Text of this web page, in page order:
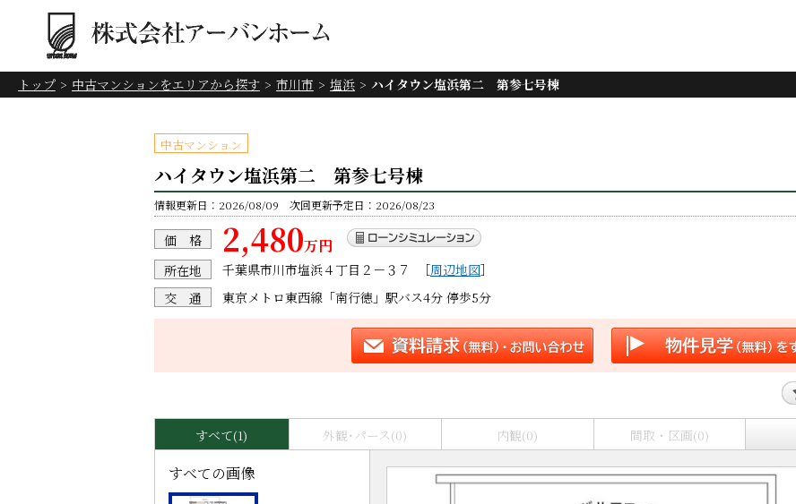
トップ 中古マンションをエリアから探す 市川市 塩浜 ハイタウン塩浜第二 第参七号棟
中古マンション
ハイタウン塩浜第二 第参七号棟
情報更新日：2026/08/09 次回更新予定日：2026/08/23
価 格 2,480万円
所在地 千葉県市川市塩浜４丁目２－３７ ［周辺地図］
交 通
東京メトロ東西線「南行徳」駅バス4分 停歩5分
すべて(1) 外観･パース(0) 内観(0) 間取・区画(0)
すべての画像